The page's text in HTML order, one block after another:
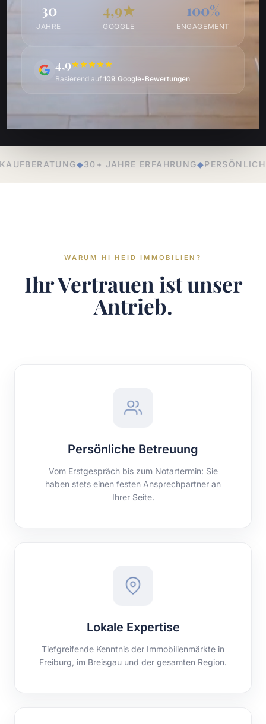
30
JAHRE
4,9★
GOOGLE
100%
ENGAGEMENT
4,9
Basierend auf 109 Google-Bewertungen
ERFAHRUNG◆PERSÖNLICHE BETREUUNG◆LOKALE
WARUM HI HEID IMMOBILIEN?
Ihr Vertrauen ist unser
Antrieb.
Persönliche Betreuung
Vom Erstgespräch bis zum Notartermin: Sie
haben stets einen festen Ansprechpartner an
Ihrer Seite.
Lokale Expertise
Tiefgreifende Kenntnis der Immobilienmärkte in
Freiburg, im Breisgau und der gesamten Region.